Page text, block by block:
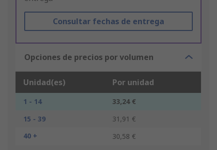
Consultar fechas de entrega
Opciones de precios por volumen
Unidad(es) Por unidad
1 - 14
33,24 €
15 - 39
31,91 €
40 +
30,58 €